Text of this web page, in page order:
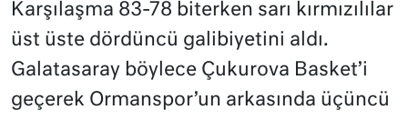
Karşılaşma 83-78 biterken sarı kırmızılılar
üst üste dördüncü galibiyetini aldı.
Galatasaray böylece Çukurova Basket’i
geçerek Ormanspor’un arkasında üçüncü